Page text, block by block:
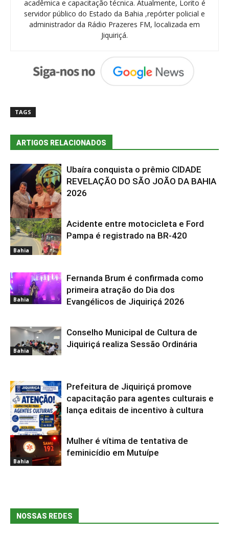
acadêmica e capacitação técnica. Atualmente, Lorito é
servidor público do Estado da Bahia ,repórter policial e
administrador da Rádio Prazeres FM, localizada em
Jiquiriçá.
TAGS
ARTIGOS RELACIONADOS
Bahia
Ubaíra conquista o prêmio CIDADE
REVELAÇÃO DO SÃO JOÃO DA BAHIA
2026
Bahia
Acidente entre motocicleta e Ford
Pampa é registrado na BR-420
Bahia
Fernanda Brum é confirmada como
primeira atração do Dia dos
Evangélicos de Jiquiriçá 2026
Bahia
Conselho Municipal de Cultura de
Jiquiriçá realiza Sessão Ordinária
Bahia
Prefeitura de Jiquiriçá promove
capacitação para agentes culturais e
lança editais de incentivo à cultura
Bahia
Mulher é vítima de tentativa de
feminicídio em Mutuípe
NOSSAS REDES